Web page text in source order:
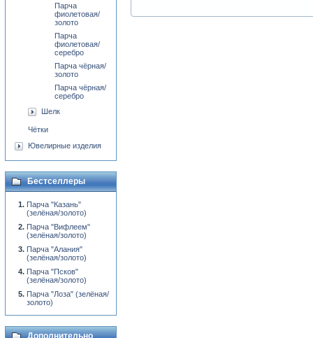
Парча
фиолетовая/
золото
Парча
фиолетовая/
серебро
Парча чёрная/
золото
Парча чёрная/
серебро
Шелк
Чётки
Ювелирные изделия
Бестселлеры
Парча "Казань"
(зелёная/золото)
Парча "Вифлеем"
(зелёная/золото)
Парча "Алания"
(зелёная/золото)
Парча "Псков"
(зелёная/золото)
Парча "Лоза" (зелёная/
золото)
Дополнительно